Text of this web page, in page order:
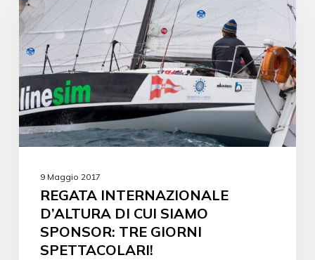
9 Maggio 2017
REGATA INTERNAZIONALE
D’ALTURA DI CUI SIAMO
SPONSOR: TRE GIORNI
SPETTACOLARI!